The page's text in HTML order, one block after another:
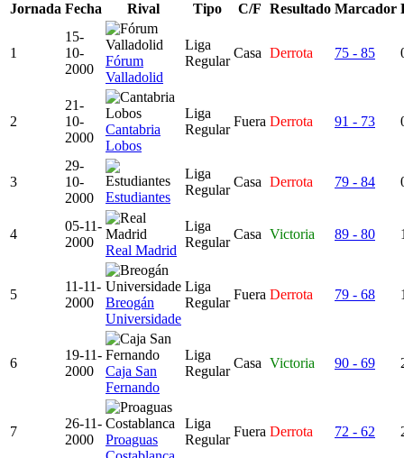
Jornada Fecha Rival Tipo C/F Resultado Marcador
1
15-
10-
2000
Fórum
Valladolid
Liga
Regular
Casa Derrota 75 - 85
2
21-
10-
2000
Cantabria
Lobos
Liga
Regular
Fuera Derrota 91 - 73
3
29-
10-
2000
Estudiantes
Liga
Regular
Casa Derrota 79 - 84
4
05-11-
2000
Real Madrid
Liga
Regular
Casa Victoria 89 - 80
5
11-11-
2000
Breogán
Universidade
Liga
Regular
Fuera Derrota 79 - 68
6
19-11-
2000
Caja San
Fernando
Liga
Regular
Casa Victoria 90 - 69
7
26-11-
2000
Proaguas
Liga
Regular
Fuera Derrota 72 - 62